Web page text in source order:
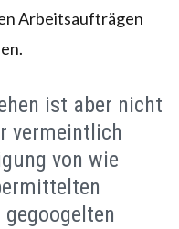
Arbeitsaufträgen
ist aber nicht
vermeintlich
von wie